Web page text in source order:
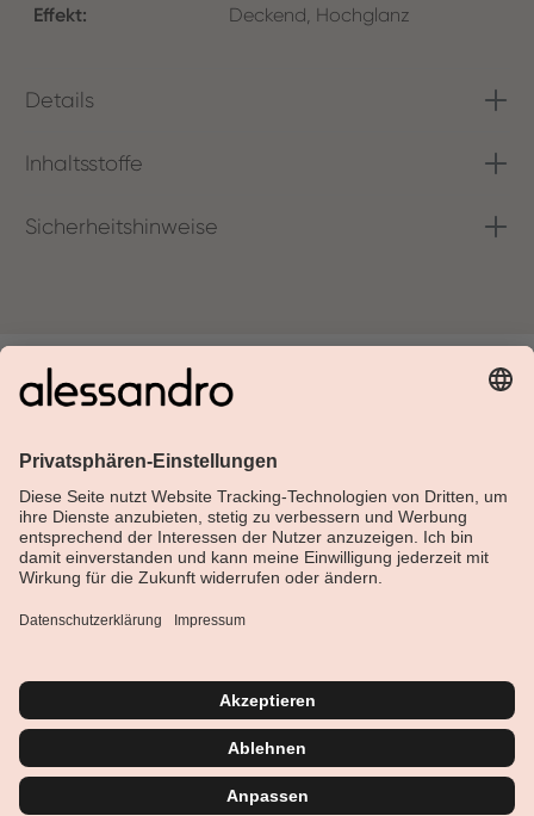
Effekt: Deckend, Hochglanz
Details
Inhaltsstoffe
Sicherheitshinweise
Über Alessandro
Shop
Deutsch